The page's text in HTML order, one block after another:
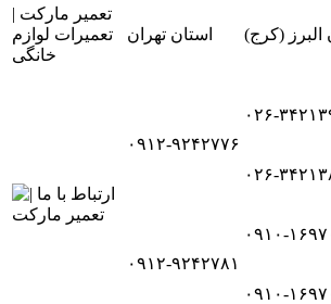
تعمیر مارکت |
تعمیرات لوازم
خانگی
استان تهران البرز (کرج)
۰۹۱۲-۹۲۴۲۷۷۶
۳۴۲۱۳۹۸۵
۳۴۲۱۳۸۴۹
۰۹۱۲-۹۲۴۲۷۸۱
۱۶۹۷۰۱۸
۱۶۹۷۰۲۲